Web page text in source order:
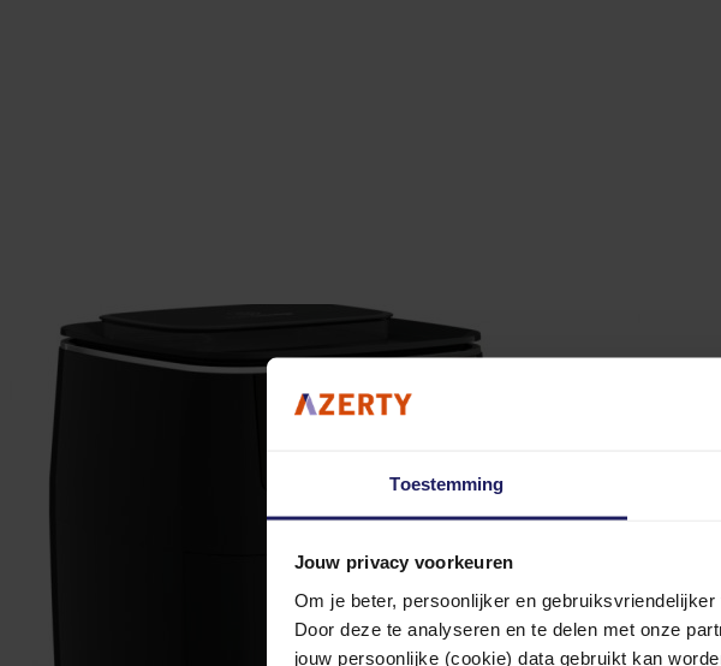
Toestemming
Jouw privacy voorkeuren
Om je beter, persoonlijker en
Door deze te analyseren en te delen met onze
jouw persoonlijke (cookie) data gebruikt kan